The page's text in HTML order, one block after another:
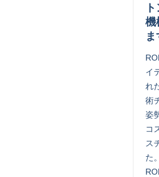
機
ま
イ
れ
術
姿
コ
ス
た